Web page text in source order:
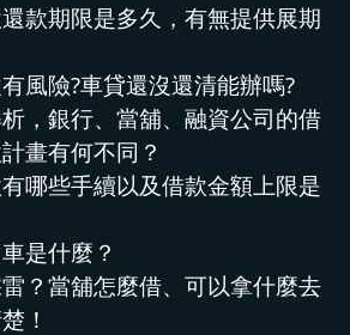
款期限是多久，有無提供展期
風險?車貸還沒還清能辦嗎?
，銀行、當舖、融資公司的借
畫有何不同？
哪些手續以及借款金額上限是
是什麼？
？當舖怎麼借、可以拿什麼去
！